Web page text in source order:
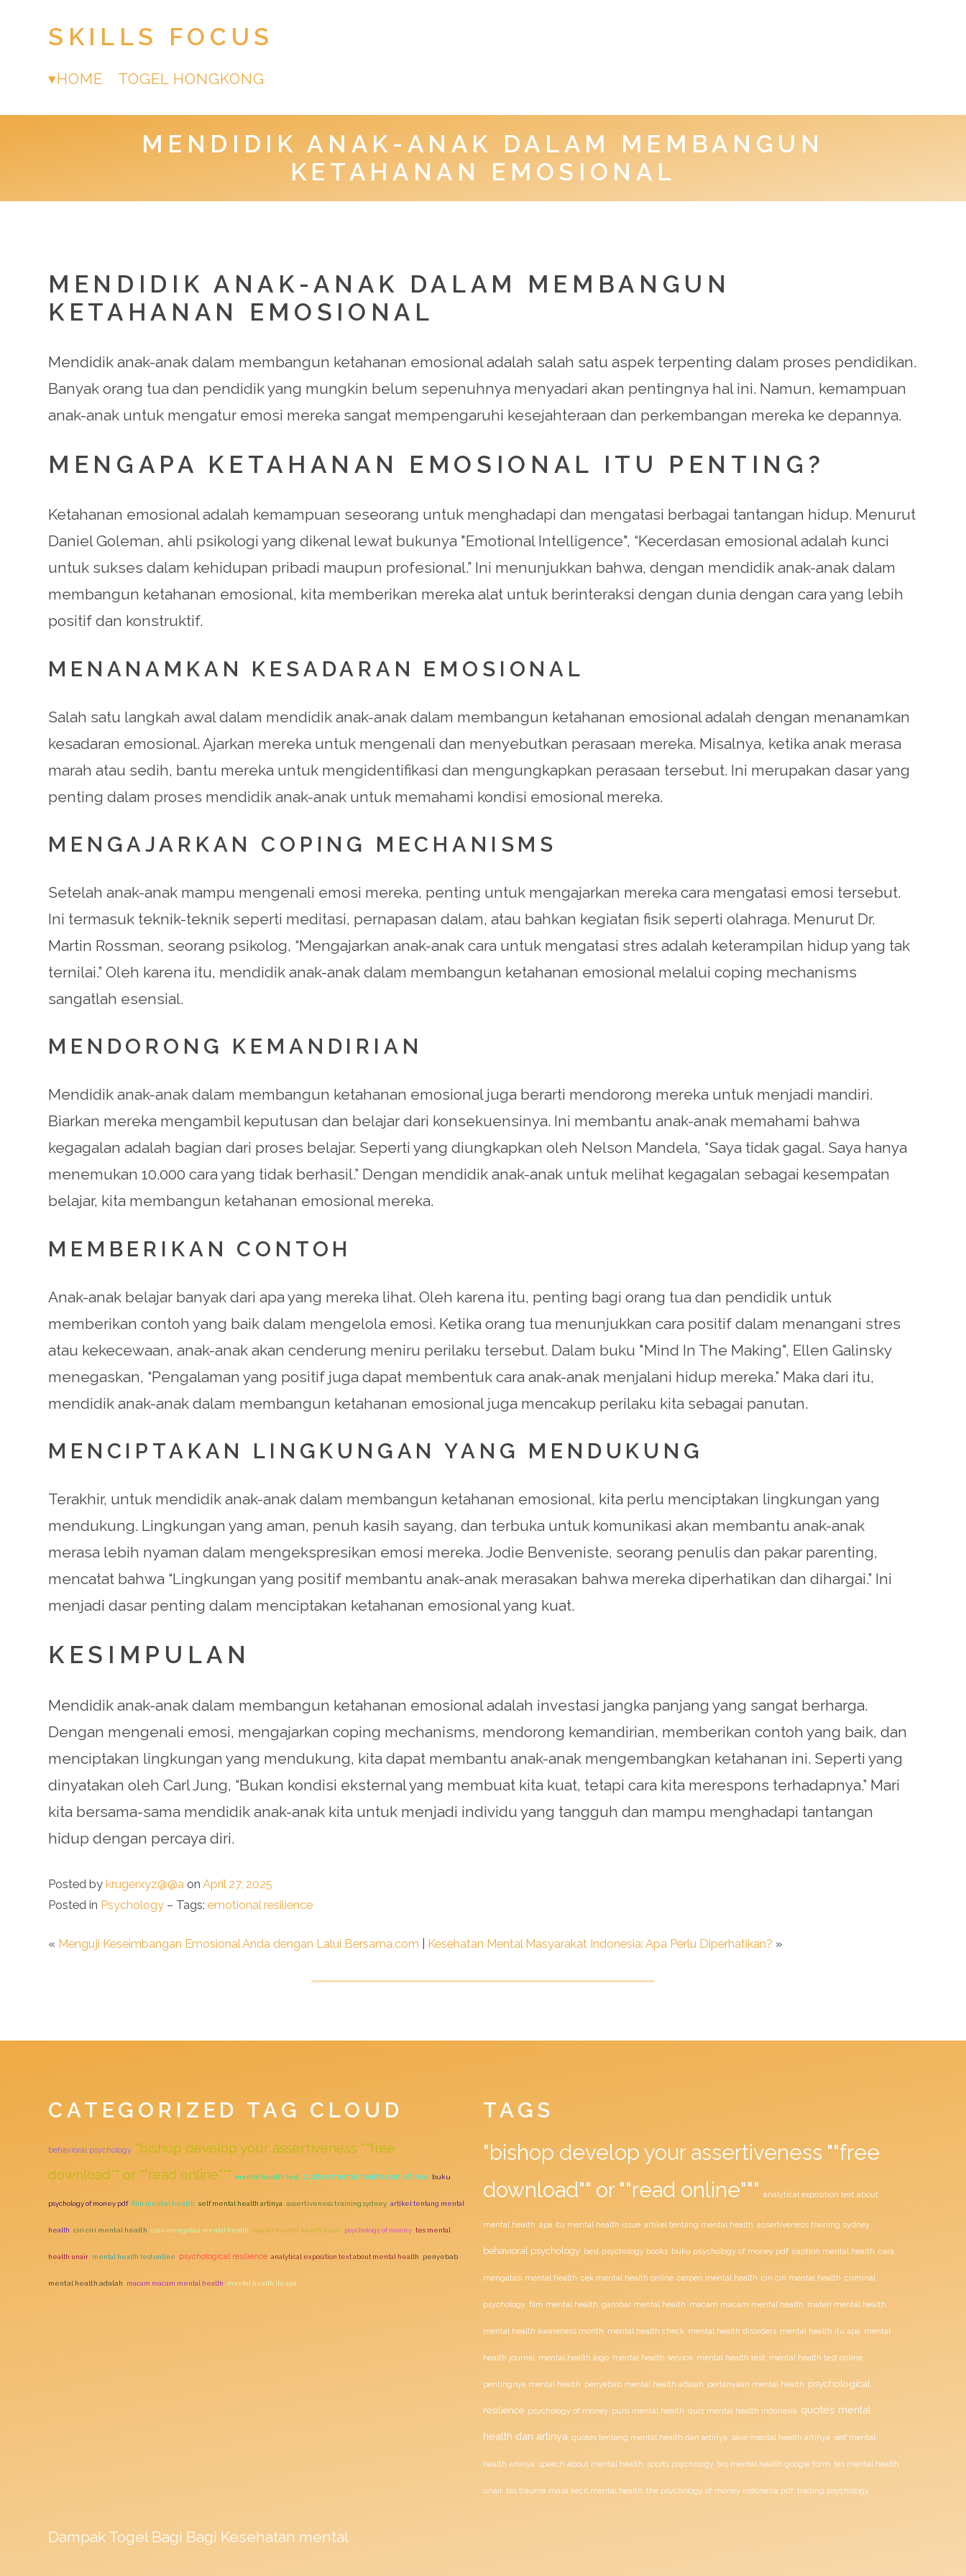
SKILLS FOCUS
HOME TOGEL HONGKONG
MENDIDIK ANAK-ANAK DALAM MEMBANGUN
KETAHANAN EMOSIONAL
MENDIDIK ANAK-ANAK DALAM MEMBANGUN
KETAHANAN EMOSIONAL
Mendidik anak-anak dalam membangun ketahanan emosional adalah salah satu aspek terpenting dalam proses pendidikan.
Banyak orang tua dan pendidik yang mungkin belum sepenuhnya menyadari akan pentingnya hal ini. Namun, kemampuan
anak-anak untuk mengatur emosi mereka sangat mempengaruhi kesejahteraan dan perkembangan mereka ke depannya.
MENGAPA KETAHANAN EMOSIONAL ITU PENTING?
Ketahanan emosional adalah kemampuan seseorang untuk menghadapi dan mengatasi berbagai tantangan hidup. Menurut
Daniel Goleman, ahli psikologi yang dikenal lewat bukunya "Emotional Intelligence", “Kecerdasan emosional adalah kunci
untuk sukses dalam kehidupan pribadi maupun profesional.” Ini menunjukkan bahwa, dengan mendidik anak-anak dalam
membangun ketahanan emosional, kita memberikan mereka alat untuk berinteraksi dengan dunia dengan cara yang lebih
positif dan konstruktif.
MENANAMKAN KESADARAN EMOSIONAL
Salah satu langkah awal dalam mendidik anak-anak dalam membangun ketahanan emosional adalah dengan menanamkan
kesadaran emosional. Ajarkan mereka untuk mengenali dan menyebutkan perasaan mereka. Misalnya, ketika anak merasa
marah atau sedih, bantu mereka untuk mengidentifikasi dan mengungkapkan perasaan tersebut. Ini merupakan dasar yang
penting dalam proses mendidik anak-anak untuk memahami kondisi emosional mereka.
MENGAJARKAN COPING MECHANISMS
Setelah anak-anak mampu mengenali emosi mereka, penting untuk mengajarkan mereka cara mengatasi emosi tersebut.
Ini termasuk teknik-teknik seperti meditasi, pernapasan dalam, atau bahkan kegiatan fisik seperti olahraga. Menurut Dr.
Martin Rossman, seorang psikolog, “Mengajarkan anak-anak cara untuk mengatasi stres adalah keterampilan hidup yang tak
ternilai.” Oleh karena itu, mendidik anak-anak dalam membangun ketahanan emosional melalui coping mechanisms
sangatlah esensial.
MENDORONG KEMANDIRIAN
Mendidik anak-anak dalam membangun ketahanan emosional juga berarti mendorong mereka untuk menjadi mandiri.
Biarkan mereka mengambil keputusan dan belajar dari konsekuensinya. Ini membantu anak-anak memahami bahwa
kegagalan adalah bagian dari proses belajar. Seperti yang diungkapkan oleh Nelson Mandela, “Saya tidak gagal. Saya hanya
menemukan 10.000 cara yang tidak berhasil.” Dengan mendidik anak-anak untuk melihat kegagalan sebagai kesempatan
belajar, kita membangun ketahanan emosional mereka.
MEMBERIKAN CONTOH
Anak-anak belajar banyak dari apa yang mereka lihat. Oleh karena itu, penting bagi orang tua dan pendidik untuk
memberikan contoh yang baik dalam mengelola emosi. Ketika orang tua menunjukkan cara positif dalam menangani stres
atau kekecewaan, anak-anak akan cenderung meniru perilaku tersebut. Dalam buku "Mind In The Making", Ellen Galinsky
menegaskan, “Pengalaman yang positif juga dapat membentuk cara anak-anak menjalani hidup mereka.” Maka dari itu,
mendidik anak-anak dalam membangun ketahanan emosional juga mencakup perilaku kita sebagai panutan.
MENCIPTAKAN LINGKUNGAN YANG MENDUKUNG
Terakhir, untuk mendidik anak-anak dalam membangun ketahanan emosional, kita perlu menciptakan lingkungan yang
mendukung. Lingkungan yang aman, penuh kasih sayang, dan terbuka untuk komunikasi akan membantu anak-anak
merasa lebih nyaman dalam mengekspresikan emosi mereka. Jodie Benveniste, seorang penulis dan pakar parenting,
mencatat bahwa “Lingkungan yang positif membantu anak-anak merasakan bahwa mereka diperhatikan dan dihargai.” Ini
menjadi dasar penting dalam menciptakan ketahanan emosional yang kuat.
KESIMPULAN
Mendidik anak-anak dalam membangun ketahanan emosional adalah investasi jangka panjang yang sangat berharga.
Dengan mengenali emosi, mengajarkan coping mechanisms, mendorong kemandirian, memberikan contoh yang baik, dan
menciptakan lingkungan yang mendukung, kita dapat membantu anak-anak mengembangkan ketahanan ini. Seperti yang
dinyatakan oleh Carl Jung, “Bukan kondisi eksternal yang membuat kita kuat, tetapi cara kita merespons terhadapnya.” Mari
kita bersama-sama mendidik anak-anak kita untuk menjadi individu yang tangguh dan mampu menghadapi tantangan
hidup dengan percaya diri.
Posted bykrugerxyz@@a onApril 27, 2025
Posted in Psychology – Tags:emotional resilience
« Menguji Keseimbangan Emosional Anda dengan Lalui Bersama.com | Kesehatan Mental Masyarakat Indonesia: Apa Perlu Diperhatikan? »
CATEGORIZED TAG CLOUD
behavioral psychology "bishop develop your assertiveness ""free
download"" or ""read online"""
mental health test quotes mental health dan artinya buku
psychology of money pdf film mental health self mental health artinya assertiveness training sydney artikel tentang mental
health ciri ciri mental health cara mengatasi mental health apa itu mental health issue psychology of money tes mental
health unair mental health test online psychological resilience analytical exposition text about mental health penyebab
mental health adalah macam macam mental health mental health itu apa
TAGS
"bishop develop your assertiveness ""free
download"" or ""read online""" analytical exposition text about
mental health apa itu mental health issue artikel tentang mental health assertiveness training sydney
behavioral psychology best psychology books buku psychology of money pdf caption mental health cara
mengatasi mental health cek mental health online cerpen mental health ciri ciri mental health criminal
psychology film mental health gambar mental health macam macam mental health materi mental health
mental health awareness month mental health check mental health disorders mental health itu apa mental
health journal mental health logo mental health service mental health test mental health test online
pentingnya mental health penyebab mental health adalah pertanyaan mental health psychological
resilience psychology of money puisi mental health quiz mental health indonesia quotes mental
health dan artinya quotes tentang mental health dan artinya save mental health artinya self mental
health artinya speech about mental health sports psychology tes mental health google form tes mental health
unair tes trauma masa kecil mental health the psychology of money indonesia pdf trading psychology
Dampak TogelBagi Bagi Kesehatan mental